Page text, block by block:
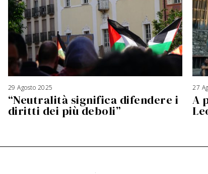
29 Agosto 2025
g
o
s
t
o
“Neutralità significa difendere i
diritti dei più deboli”
27
A